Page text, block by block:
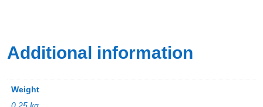
Additional information
Weight